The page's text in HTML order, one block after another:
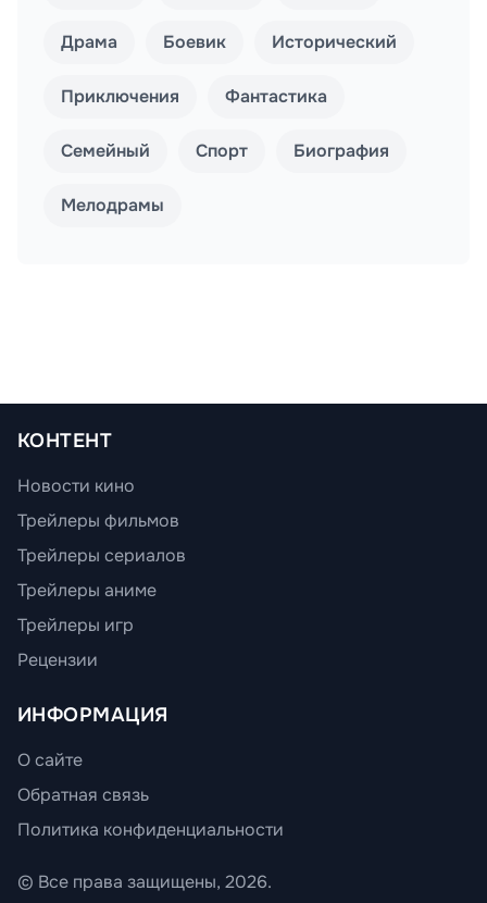
Драма Боевик Исторический
Приключения Фантастика
Семейный Спорт Биография
Мелодрамы
КОНТЕНТ
Новости кино
Трейлеры фильмов
Трейлеры сериалов
Трейлеры аниме
Трейлеры игр
Рецензии
ИНФОРМАЦИЯ
О сайте
Обратная связь
Политика конфиденциальности
© Все права защищены, 2026.